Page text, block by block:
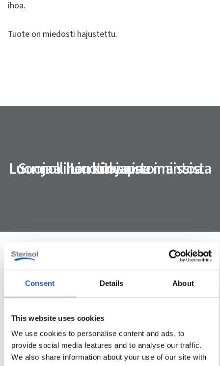
Consent Details About
This website uses cookies
We use cookies to personalise content and ads, to
provide social media features and to analyse our traffic.
We also share information about your use of our site with
ihoa.
Tuote on miedosti hajustettu.
Luonnollinen kitkaaine maissista
Liuotinvapaa
Suojaa ihon suojaustoimintoa
Tuotetiedot
HAJUVESI
PAKKAUSKOKO 350ml